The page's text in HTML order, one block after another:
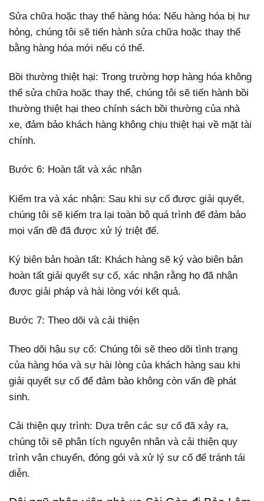
Sửa chữa hoặc thay thế hàng hóa: Nếu hàng hóa bị hư
hỏng, chúng tôi sẽ tiến hành sửa chữa hoặc thay thế
bằng hàng hóa mới nếu có thể.
Bồi thường thiệt hại: Trong trường hợp hàng hóa không
thể sửa chữa hoặc thay thế, chúng tôi sẽ tiến hành bồi
thường thiệt hại theo chính sách bồi thường của nhà
xe, đảm bảo khách hàng không chịu thiệt hại về mặt tài
chính.
Bước 6: Hoàn tất và xác nhận
Kiểm tra và xác nhận: Sau khi sự cố được giải quyết,
chúng tôi sẽ kiểm tra lại toàn bộ quá trình để đảm bảo
mọi vấn đề đã được xử lý triệt để.
Ký biên bản hoàn tất: Khách hàng sẽ ký vào biên bản
hoàn tất giải quyết sự cố, xác nhận rằng họ đã nhận
được giải pháp và hài lòng với kết quả.
Bước 7: Theo dõi và cải thiện
Theo dõi hậu sự cố: Chúng tôi sẽ theo dõi tình trạng
của hàng hóa và sự hài lòng của khách hàng sau khi
giải quyết sự cố để đảm bảo không còn vấn đề phát
sinh.
Cải thiện quy trình: Dựa trên các sự cố đã xảy ra,
chúng tôi sẽ phân tích nguyên nhân và cải thiện quy
trình vận chuyển, đóng gói và xử lý sự cố để tránh tái
diễn.